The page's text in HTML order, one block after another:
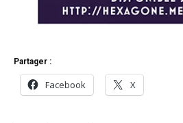
Partager :
Facebook X